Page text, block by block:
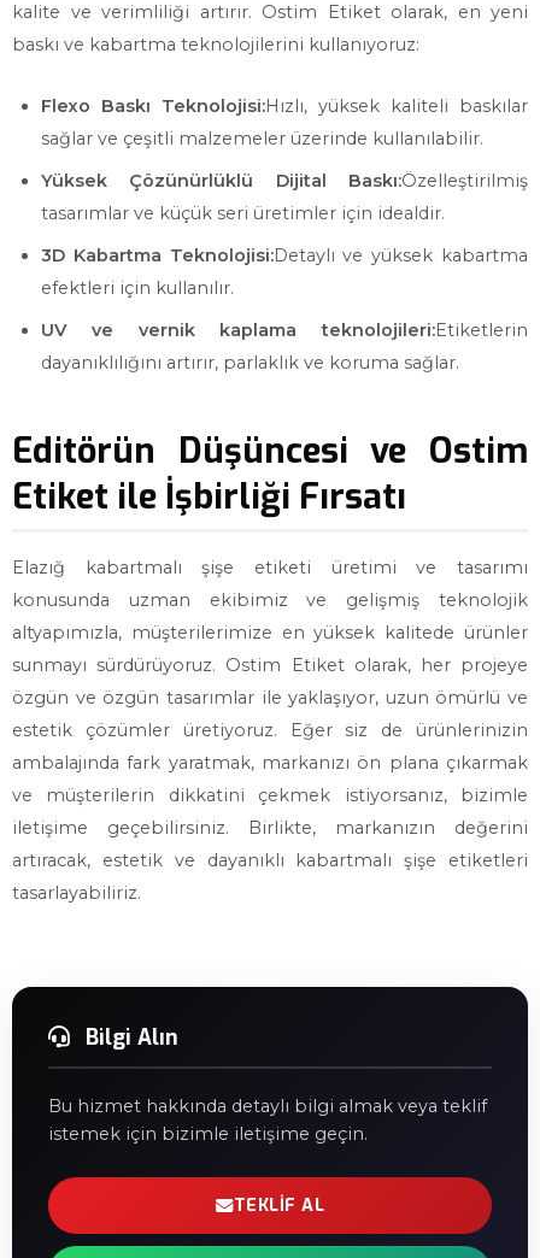
kalite ve verimliliği artırır. Ostim Etiket olarak, en yeni
baskı ve kabartma teknolojilerini kullanıyoruz:
Flexo Baskı Teknolojisi:Hızlı, yüksek kaliteli baskılar
sağlar ve çeşitli malzemeler üzerinde kullanılabilir.
Yüksek Çözünürlüklü Dijital Baskı:Özelleştirilmiş
tasarımlar ve küçük seri üretimler için idealdir.
3D Kabartma Teknolojisi:Detaylı ve yüksek kabartma
efektleri için kullanılır.
UV ve vernik kaplama teknolojileri:Etiketlerin
dayanıklılığını artırır, parlaklık ve koruma sağlar.
Editörün Düşüncesi ve Ostim
Etiket ile İşbirliği Fırsatı
Elazığ kabartmalı şişe etiketi üretimi ve tasarımı
konusunda uzman ekibimiz ve gelişmiş teknolojik
altyapımızla, müşterilerimize en yüksek kalitede ürünler
sunmayı sürdürüyoruz. Ostim Etiket olarak, her projeye
özgün ve özgün tasarımlar ile yaklaşıyor, uzun ömürlü ve
estetik çözümler üretiyoruz. Eğer siz de ürünlerinizin
ambalajında fark yaratmak, markanızı ön plana çıkarmak
ve müşterilerin dikkatini çekmek istiyorsanız, bizimle
iletişime geçebilirsiniz. Birlikte, markanızın değerini
artıracak, estetik ve dayanıklı kabartmalı şişe etiketleri
tasarlayabiliriz.
Bilgi Alın
Bu hizmet hakkında detaylı bilgi almak veya teklif
istemek için bizimle iletişime geçin.
TEKLIF AL